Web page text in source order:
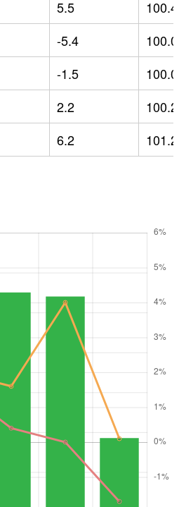
5.5 100.4
-5.4 100.01
-1.5 100.07
2.2 100.24
6.2 101.29